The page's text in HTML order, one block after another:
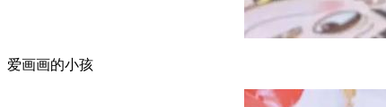
爱画画的小孩